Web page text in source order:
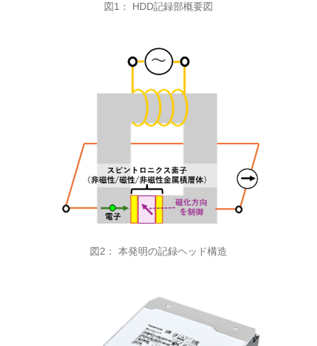
図1： HDD記録部概要図
図2： 本発明の記録ヘッド構造